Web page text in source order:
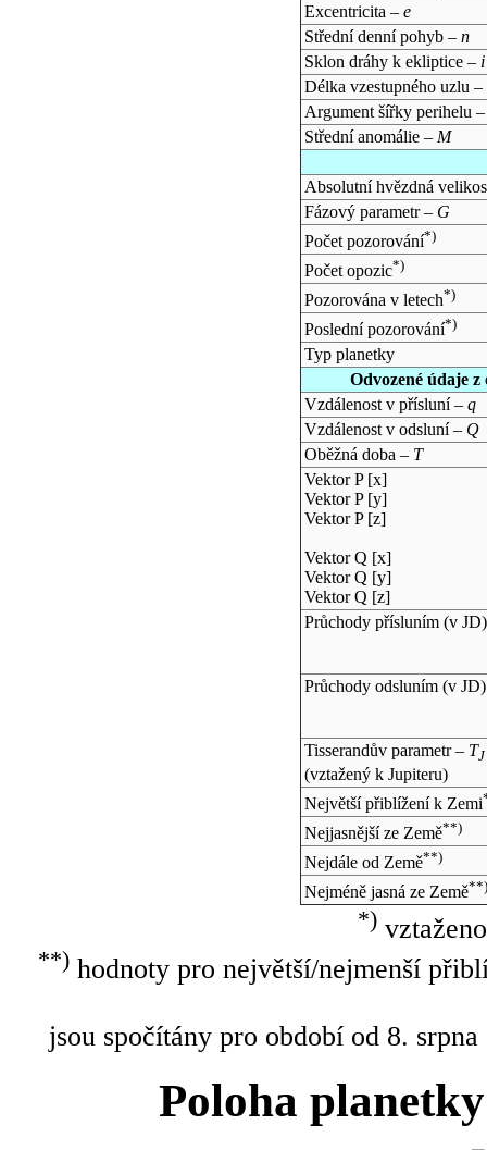
Excentricita – e
Střední denní pohyb – n
Sklon dráhy k ekliptice – i
Délka vzestupného uzlu –
Argument šířky perihelu
Střední anomálie – M
Absolutní hvězdná
Fázový parametr – G
Počet pozorování*)
Počet opozic*)
Pozorována v letech*)
Poslední pozorování*)
Typ planetky
Odvozené údaje
Vzdálenost v přísluní – q
Vzdálenost v odsluní – Q
Oběžná doba – T
Vektor P [x]
Vektor P [y]
Vektor P [z]
Vektor Q [x]
Vektor Q [y]
Vektor Q [z]
Průchody přísluním (v JD)
Průchody odsluním (v JD)
Tisserandův parametr – TJ
(vztažený k Jupiteru)
Největší přiblížení k Zemi
Nejjasnější ze Země**)
Nejdále od Země**)
Nejméně jasná ze Země**)
*)
**)hodnoty pro největší/nejmenší
jsou spočítány pro období od 8.
Poloha